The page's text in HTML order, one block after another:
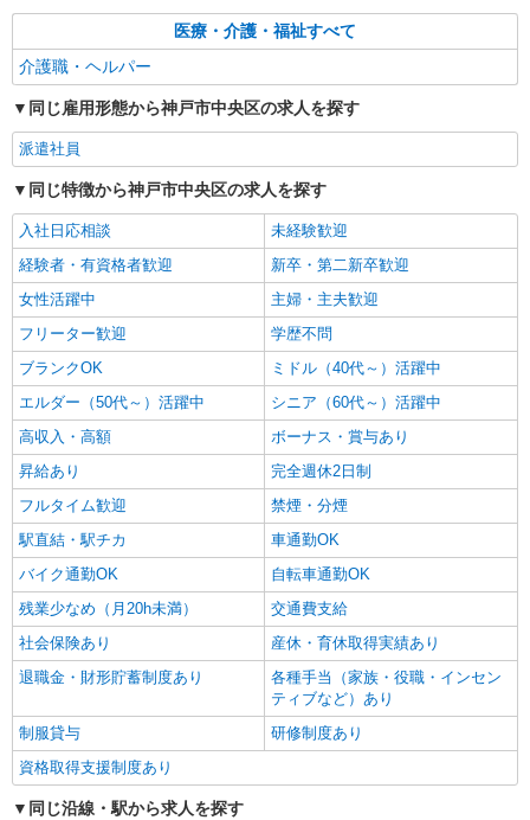
医療・介護・福祉すべて
介護職・ヘルパー
同じ雇用形態から神戸市中央区の求人を探す
派遣社員
同じ特徴から神戸市中央区の求人を探す
入社日応相談
未経験歓迎
経験者・有資格者歓迎
新卒・第二新卒歓迎
女性活躍中
主婦・主夫歓迎
フリーター歓迎
学歴不問
ブランクOK
ミドル（40代～）活躍中
エルダー（50代～）活躍中
シニア（60代～）活躍中
高収入・高額
ボーナス・賞与あり
昇給あり
完全週休2日制
フルタイム歓迎
禁煙・分煙
駅直結・駅チカ
車通勤OK
バイク通勤OK
自転車通勤OK
残業少なめ（月20h未満）
交通費支給
社会保険あり
産休・育休取得実績あり
退職金・財形貯蓄制度あり
各種手当（家族・役職・インセン
ティブなど）あり
制服貸与
研修制度あり
資格取得支援制度あり
同じ沿線・駅から求人を探す